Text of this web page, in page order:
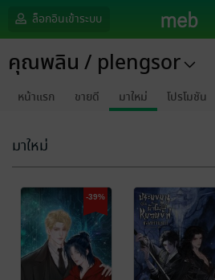
ล็อกอินเข้าระบบ
คุณพลิน / plengsor
หน้าแรก ขายดี มาใหม่ โปรโมชัน
มาใหม่
-39%